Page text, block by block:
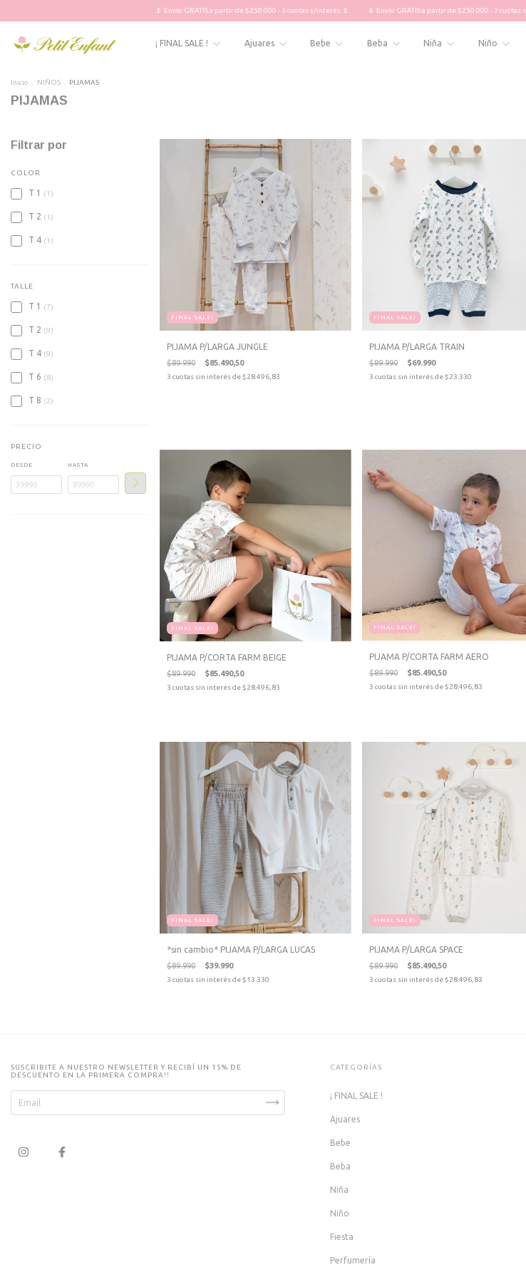
🌷 Envío GRATIS a partir de $250.000 - 3 cuotas s/interés 🌷 🌷 Envío GRATIS a partir de $250.000 - 3 cuotas s/interés 🌷
¡ FINAL SALE ! Ajuares Bebe Beba Niña Niño
Inicio NIÑOS PIJAMAS
PIJAMAS
Filtrar por
COLOR
T 1 (1)
T 2 (1)
T 4 (1)
TALLE
T 1 (7)
T 2 (9)
T 4 (9)
T 6 (8)
T 8 (2)
PRECIO
DESDE HASTA
FINAL SALE!
PIJAMA P/LARGA JUNGLE
$89.990 $85.490,50
3 cuotas sin interés de$28.496,83
FINAL SALE!
PIJAMA P/LARGA TRAIN
$89.990 $69.990
3 cuotas sin interés de$23.330
FINAL SALE!
PIJAMA P/CORTA FARM BEIGE
$89.990 $85.490,50
3 cuotas sin interés de$28.496,83
FINAL SALE!
PIJAMA P/CORTA FARM AERO
$89.990 $85.490,50
3 cuotas sin interés de$28.496,83
FINAL SALE!
*sin cambio* PIJAMA P/LARGA LUCAS
$89.990 $39.990
3 cuotas sin interés de$13.330
FINAL SALE!
PIJAMA P/LARGA SPACE
$89.990 $85.490,50
3 cuotas sin interés de$28.496,83
SUSCRIBITE A NUESTRO NEWSLETTER Y RECIBÍ UN 15% DE
DESCUENTO EN LA PRIMERA COMPRA!!
CATEGORÍAS
¡ FINAL SALE !
Ajuares
Bebe
Beba
Niña
Niño
Fiesta
Perfumería